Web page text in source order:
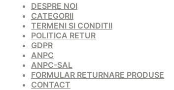
DESPRE NOI
CATEGORII
TERMENI SI CONDITII
POLITICA RETUR
GDPR
ANPC
ANPC-SAL
FORMULAR RETURNARE PRODUSE
CONTACT